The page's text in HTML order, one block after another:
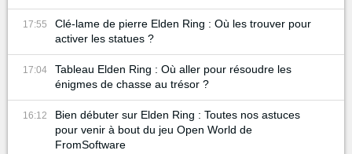
17:55
Clé-lame de pierre Elden Ring : Où les trouver pour
activer les statues ?
17:04
Tableau Elden Ring : Où aller pour résoudre les
énigmes de chasse au trésor ?
16:12
Bien débuter sur Elden Ring : Toutes nos astuces
pour venir à bout du jeu Open World de
FromSoftware